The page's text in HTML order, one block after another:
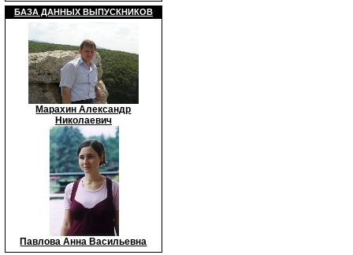
БАЗА ДАННЫХ ВЫПУСКНИКОВ
Марахин Александр
Николаевич
Павлова Анна Васильевна